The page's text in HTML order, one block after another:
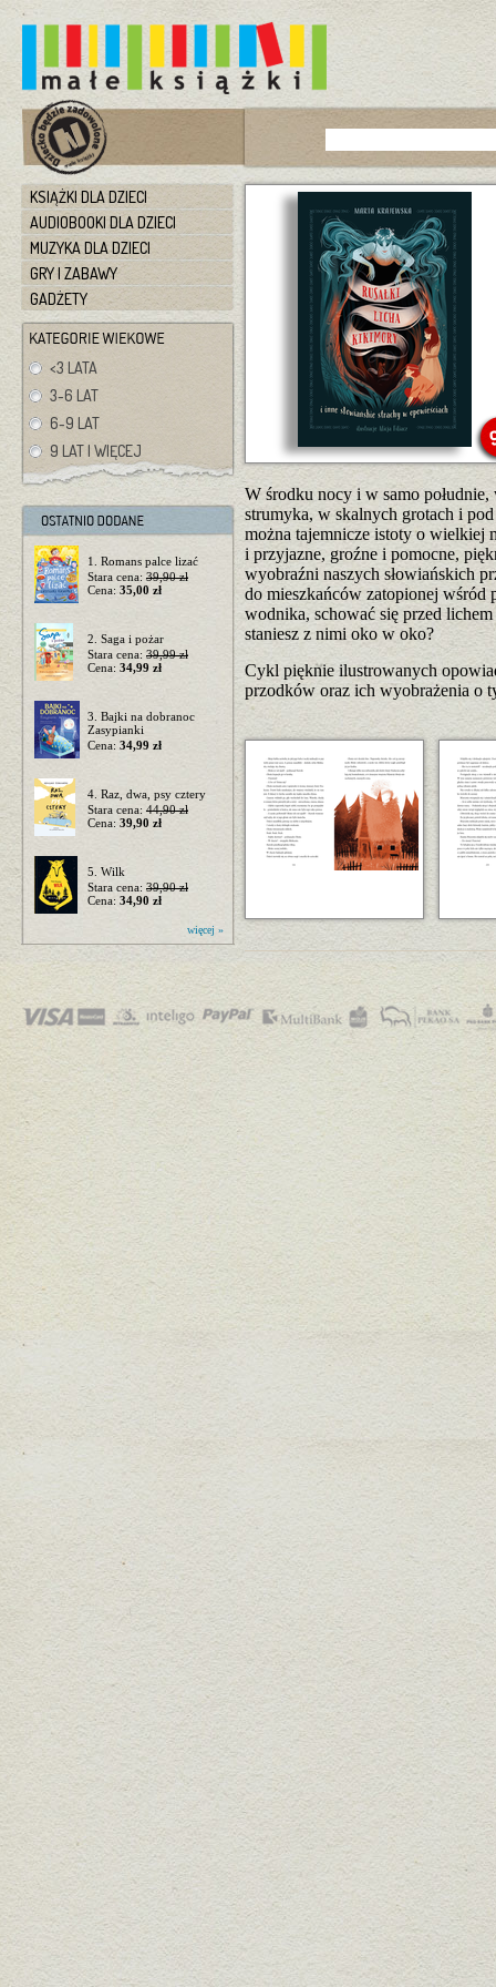
KSIĄŻKI DLA DZIECI
AUDIOBOOKI DLA DZIECI
MUZYKA DLA DZIECI
GRY I ZABAWY
GADŻETY
<3 LATA
3-6 LAT
6-9 LAT
9 LAT I WIĘCEJ
1. Romans palce lizać
Stara cena: 39,90 zł
Cena: 35,00 zł
2. Saga i pożar
Stara cena: 39,99 zł
Cena: 34,99 zł
3. Bajki na dobranoc
Zasypianki
Cena: 34,99 zł
4. Raz, dwa, psy cztery
Stara cena: 44,90 zł
Cena: 39,90 zł
5. Wilk
Stara cena: 39,90 zł
Cena: 34,90 zł
więcej »
W środku nocy i w samo
strumyka, w skalnych grotach i
można tajemnicze istoty o wielkiej
i przyjazne, groźne i pomocne,
wyobraźni naszych słowiańskich
do mieszkańców zatopionej
wodnika, schować się przed
staniesz z nimi oko w oko?
Cykl pięknie ilustrowanych
przodków oraz ich wyobrażenia o